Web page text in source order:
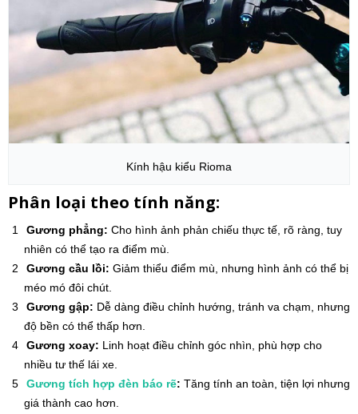
Kính hậu kiểu Rioma
Phân loại theo tính năng:
Gương phẳng: Cho hình ảnh phản chiếu thực tế, rõ ràng, tuy
nhiên có thể tạo ra điểm mù.
Gương cầu lồi: Giảm thiểu điểm mù, nhưng hình ảnh có thể bị
méo mó đôi chút.
Gương gập: Dễ dàng điều chỉnh hướng, tránh va chạm, nhưng
độ bền có thể thấp hơn.
Gương xoay: Linh hoạt điều chỉnh góc nhìn, phù hợp cho
nhiều tư thế lái xe.
Gương tích hợp đèn báo rẽ: Tăng tính an toàn, tiện lợi nhưng
giá thành cao hơn.